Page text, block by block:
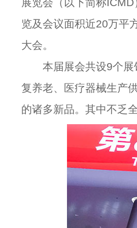
览及会议面积近20万平
大会。
本届展会共设9个展馆
复养老、医疗器械生产
的诸多新品。其中不乏